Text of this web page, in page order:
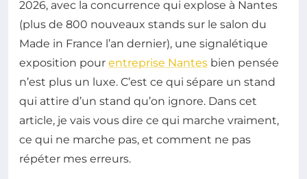
2026, avec la concurrence qui explose à Nantes
(plus de 800 nouveaux stands sur le salon du
Made in France l’an dernier), une signalétique
exposition pour entreprise Nantes bien pensée
n’est plus un luxe. C’est ce qui sépare un stand
qui attire d’un stand qu’on ignore. Dans cet
article, je vais vous dire ce qui marche vraiment,
ce qui ne marche pas, et comment ne pas
répéter mes erreurs.